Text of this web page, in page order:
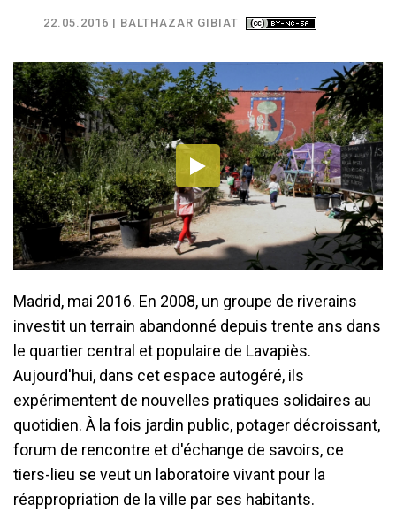
22.05.2016 | BALTHAZAR GIBIAT
Madrid, mai 2016. En 2008, un groupe de riverains
investit un terrain abandonné depuis trente ans dans
le quartier central et populaire de Lavapiès.
Aujourd'hui, dans cet espace autogéré, ils
expérimentent de nouvelles pratiques solidaires au
quotidien. À la fois jardin public, potager décroissant,
forum de rencontre et d'échange de savoirs, ce
tiers-lieu se veut un laboratoire vivant pour la
réappropriation de la ville par ses habitants.